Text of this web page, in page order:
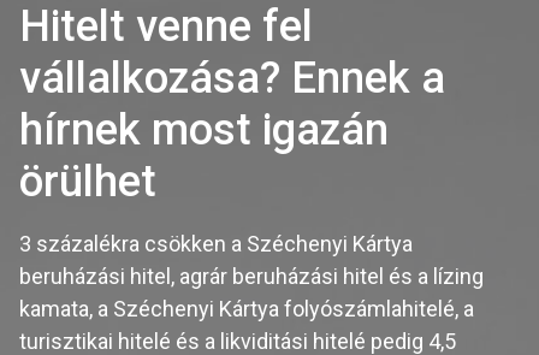
Hitelt venne fel
vállalkozása? Ennek a
hírnek most igazán
örülhet
3 százalékra csökken a Széchenyi Kártya
beruházási hitel, agrár beruházási hitel és a lízing
kamata, a Széchenyi Kártya folyószámlahitelé, a
turisztikai hitelé és a likviditási hitelé pedig 4,5